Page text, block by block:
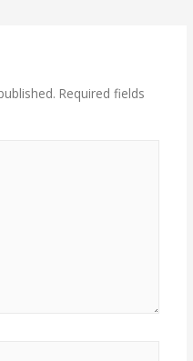
Required fields